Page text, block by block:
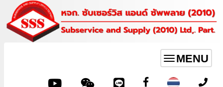
Toggle
navigation
MENU